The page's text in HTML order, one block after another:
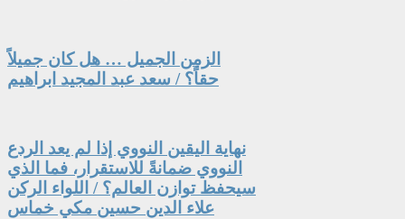
الزمن الجميل … هل كان جميلاً
حقاً؟ / سعد عبد المجيد ابراهيم
نهاية اليقين النووي إذا لم يعد الردع
النووي ضمانةً للاستقرار، فما الذي
سيحفظ توازن العالم؟ / اللواء الركن
علاء الدين حسين مكي خماس